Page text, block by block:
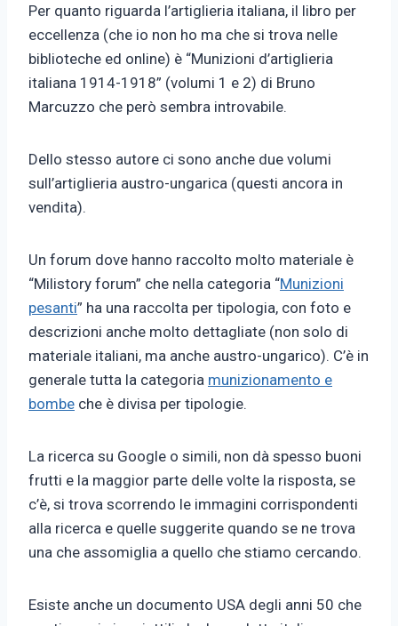
Per quanto riguarda l’artiglieria italiana, il libro per
eccellenza (che io non ho ma che si trova nelle
biblioteche ed online) è “Munizioni d’artiglieria
italiana 1914-1918” (volumi 1 e 2) di Bruno
Marcuzzo che però sembra introvabile.
Dello stesso autore ci sono anche due volumi
sull’artiglieria austro-ungarica (questi ancora in
vendita).
Un forum dove hanno raccolto molto materiale è
“Milistory forum” che nella categoria “Munizioni
pesanti” ha una raccolta per tipologia, con foto e
descrizioni anche molto dettagliate (non solo di
materiale italiani, ma anche austro-ungarico). C’è in
generale tutta la categoria munizionamento e
bombe che è divisa per tipologie.
La ricerca su Google o simili, non dà spesso buoni
frutti e la maggior parte delle volte la risposta, se
c’è, si trova scorrendo le immagini corrispondenti
alla ricerca e quelle suggerite quando se ne trova
una che assomiglia a quello che stiamo cercando.
Esiste anche un documento USA degli anni 50 che